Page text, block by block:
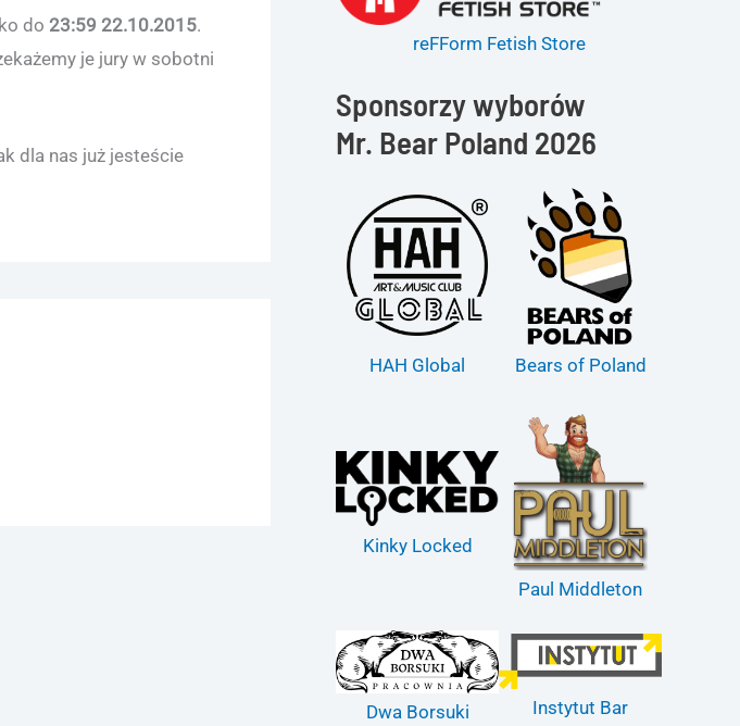
do 23:59 22.10.2015.
je jury w sobotni
dla nas już jesteście
reFForm Fetish Store
Sponsorzy wyborów
Mr. Bear Poland 2026
HAH Global Bears of Poland
Kinky Locked
Paul Middleton
Dwa Borsuki Instytut Bar